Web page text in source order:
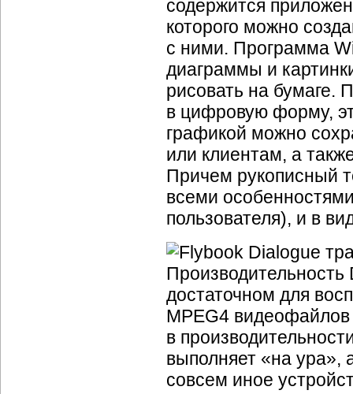
содержится
которого можно
с ними. Программа
диаграммы и
рисовать на бумаге.
в цифровую форму,
графикой можно
или клиентам, а
Причем рукописный
всеми
пользователя), и в
достаточном для
MPEG4
в
выполняет «на ура»,
совсем иное